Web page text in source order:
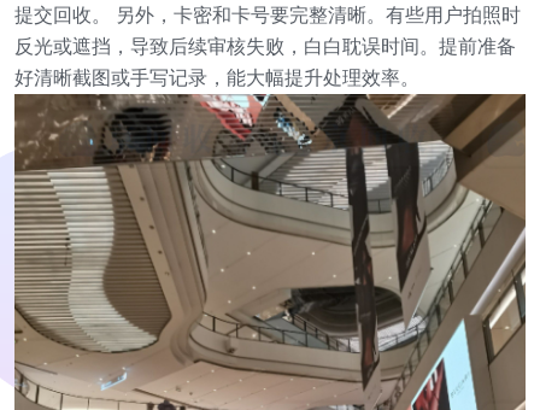
提交回收。
另外，卡密和卡号要完整清晰。有些用户拍照时
反光或遮挡，导致后续审核失败，白白耽误时间。提前准备
好清晰截图或手写记录，能大幅提升处理效率。